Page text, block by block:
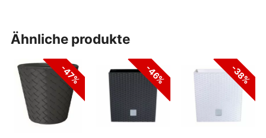
ähnliche produkte
-47% -46% -38%